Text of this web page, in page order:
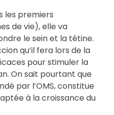
les premiers
de vie), elle va
le sein et la tétine.
qu’il fera lors de la
pour stimuler la
On sait pourtant que
par l’OMS, constitue
à la croissance du